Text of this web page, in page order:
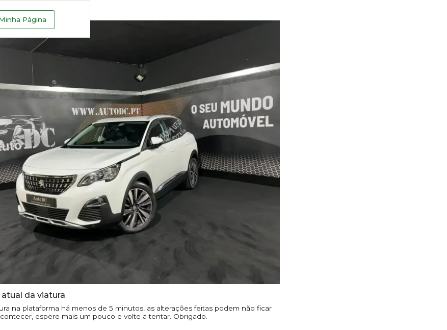
Página
da viatura
na plataforma há menos de 5 minutos, as alterações feitas podem não ficar
espere mais um pouco e volte a tentar. Obrigado.